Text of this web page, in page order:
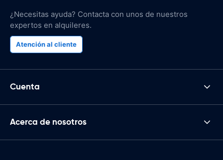
¿Necesitas ayuda? Contacta con unos de nuestros
expertos en alquileres.
Atención al cliente
Cuenta
Acerca de nosotros